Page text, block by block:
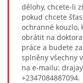
dělohy, chcete-li
pokud chcete
ochranné kouzlo,
obrátit na
práce a budete
splněny všechny
na e-mailu:
+2347084887094.